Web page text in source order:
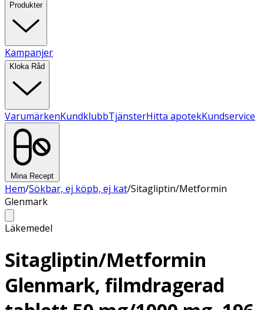
Produkter
Kampanjer
Kloka Råd
VarumärkenKundklubbTjänsterHitta apotekKundservice
Mina Recept
Hem/Sökbar, ej köpb, ej kat/Sitagliptin/Metformin
Glenmark
Läkemedel
Sitagliptin/Metformin
Glenmark, filmdragerad